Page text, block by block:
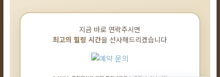
지금 바로 연락주시면
최고의 힐링 시간을 선사해드리겠습니다